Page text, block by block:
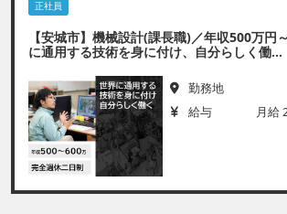
正社員
【安城市】機械設計(課長職)／年収500万円
に通用する技術を身に付け、自分らしく働...
勤務地
給与
月給